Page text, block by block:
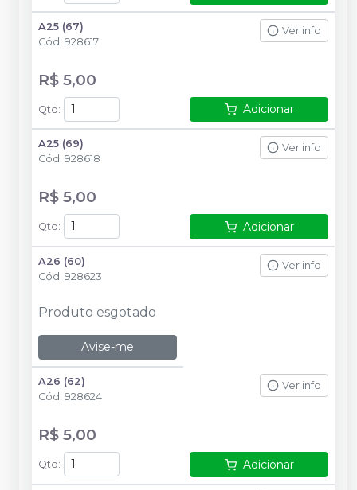
A25 (67)
Cód. 928617
Ver info
R$ 5,00
Qtd: Adicionar
A25 (69)
Cód. 928618
Ver info
R$ 5,00
Qtd : Adicionar
A26 (60)
Cód. 928623
Ver info
Produto esgotado
Avise-me
A26 (62)
Cód. 928624
Ver info
R$ 5,00
Qtd : Adicionar